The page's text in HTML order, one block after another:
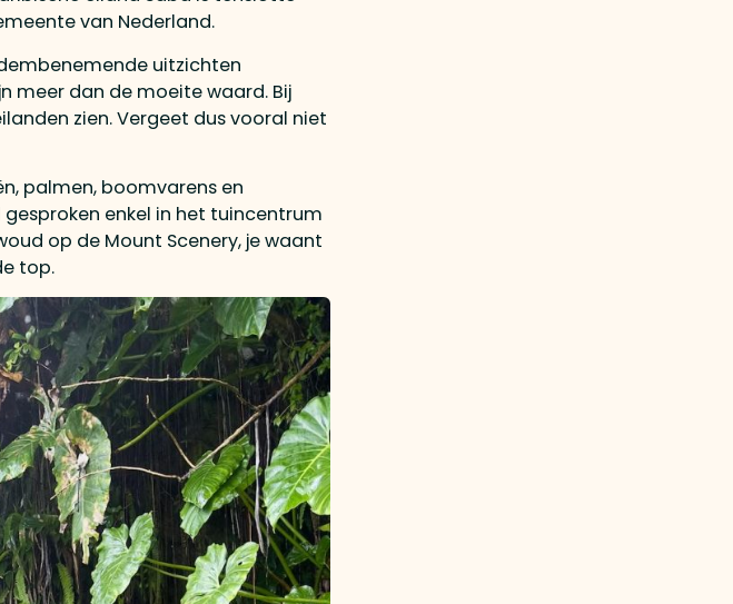
van Nederland.
uitzichten
meer dan de moeite waard. Bij
zien. Vergeet dus vooral niet
palmen, boomvarens en
enkel in het tuincentrum
op de Mount Scenery, je waant
top.